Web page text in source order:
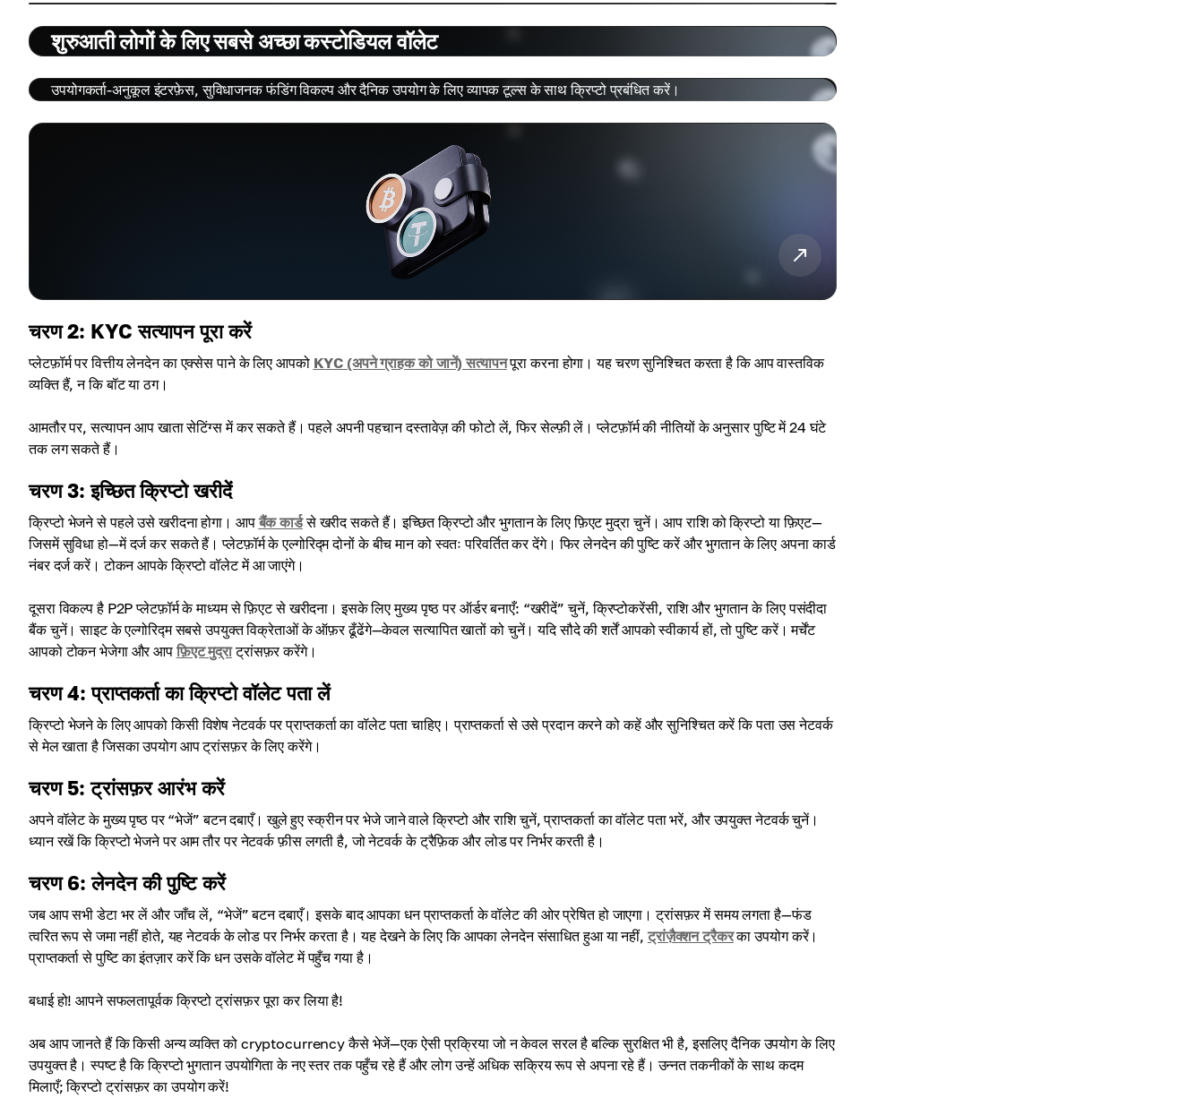
शुरुआती लोगों के लिए सबसे अच्छा कस्टोडियल वॉलेट
उपयोगकर्ता-अनुकूल इंटरफ़ेस, सुविधाजनक फंडिंग विकल्प और दैनिक उपयोग के लिए व्यापक टूल्स के साथ क्रिप्टो प्रबंधित करें।
चरण 2: KYC सत्यापन पूरा करें
प्लेटफ़ॉर्म पर वित्तीय लेनदेन का एक्सेस पाने के लिए आपको KYC (अपने ग्राहक को जानें) सत्यापनपूरा करना होगा। यह चरण सुनिश्चित करता है कि आप वास्तविक
व्यक्ति हैं, न कि बॉट या ठग।
आमतौर पर, सत्यापन आप खाता सेटिंग्स में कर सकते हैं। पहले अपनी पहचान दस्तावेज़ की फोटो लें, फिर सेल्फ़ी लें। प्लेटफ़ॉर्म की नीतियों के अनुसार पुष्टि में 24 घंटे
तक लग सकते हैं।
चरण 3: इच्छित क्रिप्टो खरीदें
क्रिप्टो भेजने से पहले उसे खरीदना होगा। आपबैंक कार्डसे खरीद सकते हैं। इच्छित क्रिप्टो और भुगतान के लिए फ़िएट मुद्रा चुनें। आप राशि को क्रिप्टो या फ़िएट—
जिसमें सुविधा हो—में दर्ज कर सकते हैं। प्लेटफ़ॉर्म के एल्गोरिद्म दोनों के बीच मान को स्वतः परिवर्तित कर देंगे। फिर लेनदेन की पुष्टि करें और भुगतान के लिए अपना कार्ड
नंबर दर्ज करें। टोकन आपके क्रिप्टो वॉलेट में आ जाएंगे।
दूसरा विकल्प है P2P प्लेटफ़ॉर्म के माध्यम से फ़िएट से खरीदना। इसके लिए मुख्य पृष्ठ पर ऑर्डर बनाएँ: “खरीदें” चुनें, क्रिप्टोकरेंसी, राशि और भुगतान के लिए पसंदीदा
बैंक चुनें। साइट के एल्गोरिद्म सबसे उपयुक्त विक्रेताओं के ऑफ़र ढूँढेंगे—केवल सत्यापित खातों को चुनें। यदि सौदे की शर्तें आपको स्वीकार्य हों, तो पुष्टि करें। मर्चेंट
आपको टोकन भेजेगा और आपफ़िएट मुद्राट्रांसफ़र करेंगे।
चरण 4: प्राप्तकर्ता का क्रिप्टो वॉलेट पता लें
क्रिप्टो भेजने के लिए आपको किसी विशेष नेटवर्क पर प्राप्तकर्ता का वॉलेट पता चाहिए। प्राप्तकर्ता से उसे प्रदान करने को कहें और सुनिश्चित करें कि पता उस नेटवर्क
से मेल खाता है जिसका उपयोग आप ट्रांसफ़र के लिए करेंगे।
चरण 5: ट्रांसफ़र आरंभ करें
अपने वॉलेट के मुख्य पृष्ठ पर “भेजें” बटन दबाएँ। खुले हुए स्क्रीन पर भेजे जाने वाले क्रिप्टो और राशि चुनें, प्राप्तकर्ता का वॉलेट पता भरें, और उपयुक्त नेटवर्क चुनें।
ध्यान रखें कि क्रिप्टो भेजने पर आम तौर पर नेटवर्क फ़ीस लगती है, जो नेटवर्क के ट्रैफ़िक और लोड पर निर्भर करती है।
चरण 6: लेनदेन की पुष्टि करें
जब आप सभी डेटा भर लें और जाँच लें, “भेजें” बटन दबाएँ। इसके बाद आपका धन प्राप्तकर्ता के वॉलेट की ओर प्रेषित हो जाएगा। ट्रांसफ़र में समय लगता है—फंड
त्वरित रूप से जमा नहीं होते, यह नेटवर्क के लोड पर निर्भर करता है। यह देखने के लिए कि आपका लेनदेन संसाधित हुआ या नहीं,ट्रांज़ैक्शन ट्रैकरका उपयोग करें।
प्राप्तकर्ता से पुष्टि का इंतज़ार करें कि धन उसके वॉलेट में पहुँच गया है।
बधाई हो! आपने सफलतापूर्वक क्रिप्टो ट्रांसफ़र पूरा कर लिया है!
अब आप जानते हैं कि किसी अन्य व्यक्ति को cryptocurrency कैसे भेजें—एक ऐसी प्रक्रिया जो न केवल सरल है बल्कि सुरक्षित भी है, इसलिए दैनिक उपयोग के लिए
उपयुक्त है। स्पष्ट है कि क्रिप्टो भुगतान उपयोगिता के नए स्तर तक पहुँच रहे हैं और लोग उन्हें अधिक सक्रिय रूप से अपना रहे हैं। उन्नत तकनीकों के साथ कदम
मिलाएँ; क्रिप्टो ट्रांसफ़र का उपयोग करें!